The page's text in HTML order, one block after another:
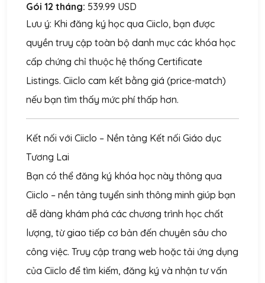
Gói 12 tháng: 539.99 USD
Lưu ý: Khi đăng ký học qua Ciiclo, bạn được
quyền truy cập toàn bộ danh mục các khóa học
cấp chứng chỉ thuộc hệ thống Certificate
Listings. Ciiclo cam kết bằng giá (price-match)
nếu bạn tìm thấy mức phí thấp hơn.
Kết nối với Ciiclo – Nền tảng Kết nối Giáo dục
Tương Lai
Bạn có thể đăng ký khóa học này thông qua
Ciiclo – nền tảng tuyển sinh thông minh giúp bạn
dễ dàng khám phá các chương trình học chất
lượng, từ giao tiếp cơ bản đến chuyên sâu cho
công việc. Truy cập trang web hoặc tải ứng dụng
của Ciiclo để tìm kiếm, đăng ký và nhận tư vấn